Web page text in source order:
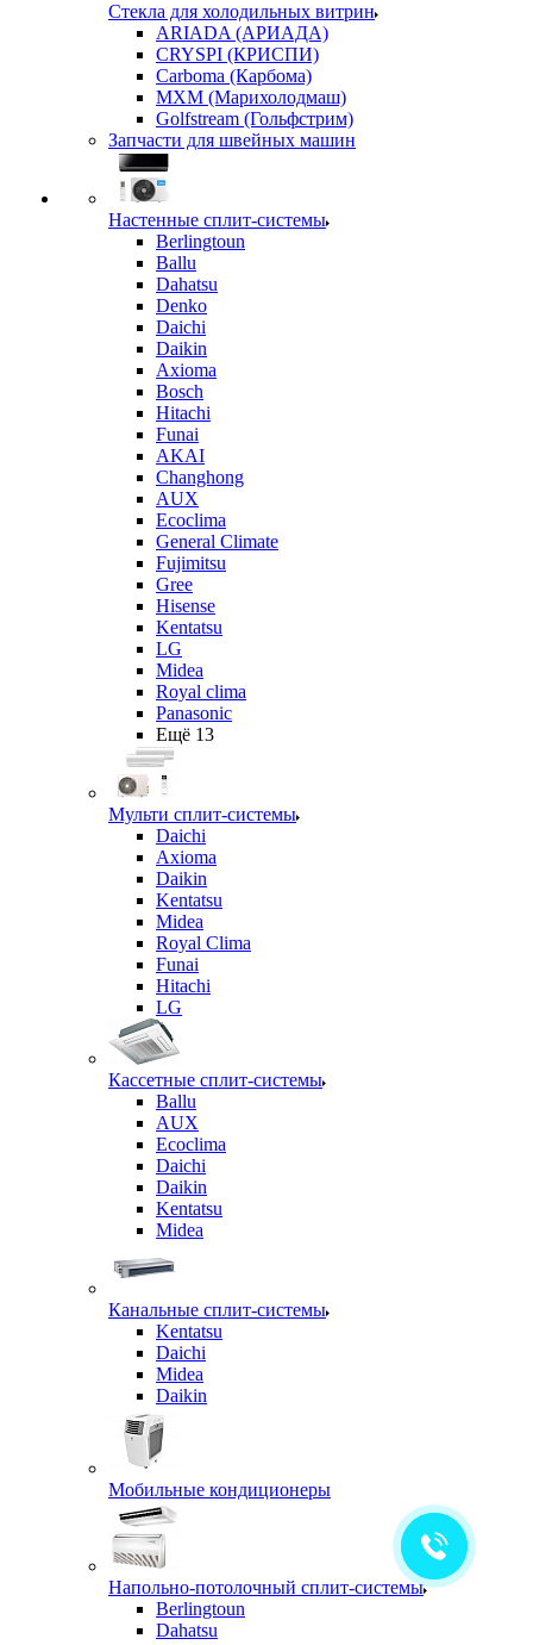
Стекла для холодильных витрин
ARIADA (АРИАДА)
CRYSPI (КРИСПИ)
Carboma (Карбома)
MXM (Марихолодмаш)
Golfstream (Гольфстрим)
Запчасти для швейных машин
Настенные сплит-системы
Berlingtoun
Ballu
Dahatsu
Denko
Daichi
Daikin
Axioma
Bosch
Hitachi
Funai
AKAI
Changhong
AUX
Ecoclima
General Climate
Fujimitsu
Gree
Hisense
Kentatsu
LG
Midea
Royal clima
Panasonic
Ещё 13
Мульти сплит-системы
Daichi
Axioma
Daikin
Kentatsu
Midea
Royal Clima
Funai
Hitachi
LG
Кассетные сплит-системы
Ballu
AUX
Ecoclima
Daichi
Daikin
Kentatsu
Midea
Канальные сплит-системы
Kentatsu
Daichi
Midea
Daikin
Мобильные кондиционеры
Напольно-потолочный сплит-системы
Berlingtoun
Dahatsu